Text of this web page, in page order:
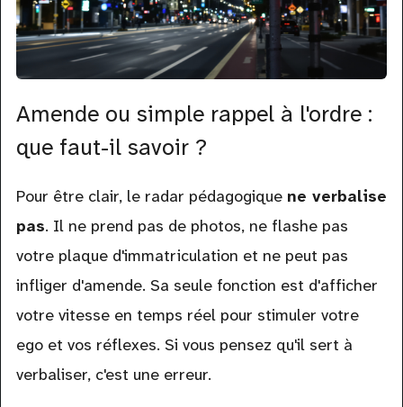
Amende ou simple rappel à l'ordre :
que faut-il savoir ?
Pour être clair, le radar pédagogique ne verbalise
pas. Il ne prend pas de photos, ne flashe pas
votre plaque d'immatriculation et ne peut pas
infliger d'amende. Sa seule fonction est d'afficher
votre vitesse en temps réel pour stimuler votre
ego et vos réflexes. Si vous pensez qu'il sert à
verbaliser, c'est une erreur.